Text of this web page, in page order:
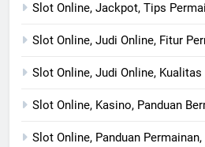
Slot Online, Jackpot, Tips
Slot Online, Judi Online, Fitur
Slot Online, Judi Online, Kualitas
Slot Online, Kasino, Panduan
Slot Online, Panduan